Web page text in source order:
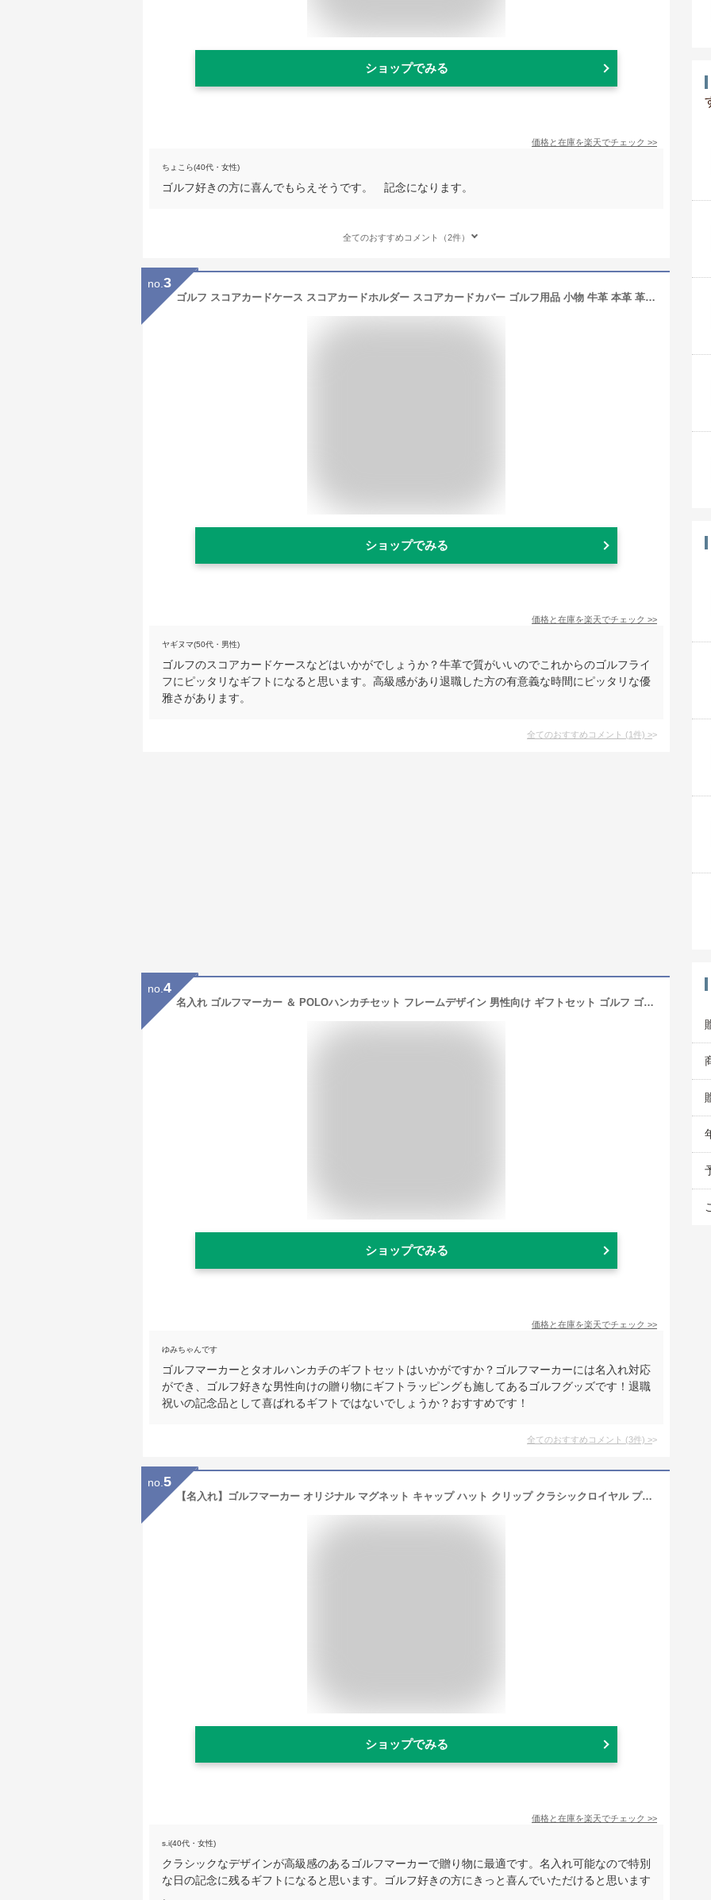
ショップでみる
価格と在庫を楽天でチェック >>
ちょこら(40代・女性)
ゴルフ好きの方に喜んでもらえそうです。 記念になります。
全てのおすすめコメント（2件）
no. 3
ゴルフ スコアカードケース スコアカードホルダー スコアカードカバー ゴルフ用品 小物 牛革 本革 革 オシャレ おしゃれ 男性 メンズ レディース 転勤祝い 退職祝い ゴルフケース 高級感 Golf プレゼント ゴルフ小物 レッド 赤 クリスマス クリスマスプレゼント
ショップでみる
価格と在庫を楽天でチェック >>
ヤギヌマ(50代・男性)
ゴルフのスコアカードケースなどはいかがでしょうか？牛革で質がいいのでこれからのゴルフライ
フにピッタリなギフトになると思います。高級感があり退職した方の有意義な時間にピッタリな優
雅さがあります。
全てのおすすめコメント (1件) >
no. 4
名入れ ゴルフマーカー ＆ POLOハンカチセット フレームデザイン 男性向け ギフトセット ゴルフ ゴルフグッズ ハンカチ 誕生日 プレゼント 贈り物 名前入り ギフト ラッピング ゴルフ好き イニシャル ノベルティ
ショップでみる
価格と在庫を楽天でチェック >>
ゆみちゃんです
ゴルフマーカーとタオルハンカチのギフトセットはいかがですか？ゴルフマーカーには名入れ対応
ができ、ゴルフ好きな男性向けの贈り物にギフトラッピングも施してあるゴルフグッズです！退職
祝いの記念品として喜ばれるギフトではないでしょうか？おすすめです！
全てのおすすめコメント (3件) >
no. 5
【名入れ】ゴルフマーカー オリジナル マグネット キャップ ハット クリップ クラシックロイヤル プレゼント 名前 ネーム イニシャル 専用ケース 記念品 ボールマーカー ノベルティ ギフト
ショップでみる
価格と在庫を楽天でチェック >>
s.i(40代・女性)
クラシックなデザインが高級感のあるゴルフマーカーで贈り物に最適です。名入れ可能なので特別
な日の記念に残るギフトになると思います。ゴルフ好きの方にきっと喜んでいただけると思います
。